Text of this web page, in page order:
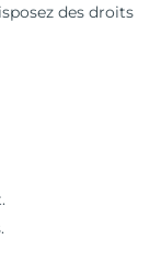
des droits